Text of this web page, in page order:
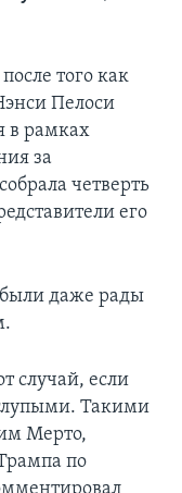
того как
Пелоси
в рамках
за
четверть
его
были даже рады
случай, если
Такими
Мерто,
по